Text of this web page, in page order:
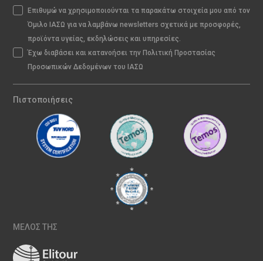
Επιθυμώ να χρησιμοποιούνται τα παρακάτω στοιχεία μου από τον
Όμιλο ΙΑΣΩ για να λαμβάνω newsletters σχετικά με προσφορές,
προϊόντα υγείας, εκδηλώσεις και υπηρεσίες.
Έχω διαβάσει και κατανοήσει την Πολιτική Προστασίας
Προσωπικών Δεδομένων του ΙΑΣΩ
Πιστοποιήσεις
ΜΕΛΟΣ ΤΗΣ